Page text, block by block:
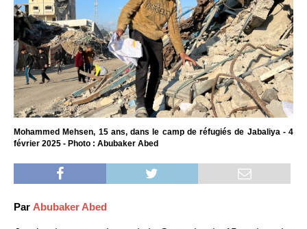
Mohammed Mehsen, 15 ans, dans le camp de réfugiés de Jabaliya - 4
février 2025 - Photo : Abubaker Abed
Par Abubaker Abed